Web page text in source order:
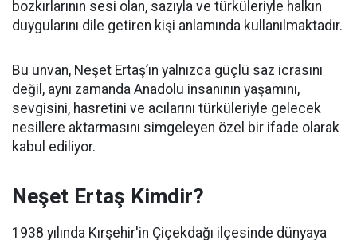
bozkırlarının sesi olan, sazıyla ve türküleriyle halkın
duygularını dile getiren kişi anlamında kullanılmaktadır.
Bu unvan, Neşet Ertaş’ın yalnızca güçlü saz icrasını
değil, aynı zamanda Anadolu insanının yaşamını,
sevgisini, hasretini ve acılarını türküleriyle gelecek
nesillere aktarmasını simgeleyen özel bir ifade olarak
kabul ediliyor.
Neşet Ertaş Kimdir?
1938 yılında Kırşehir'in Çiçekdağı ilçesinde dünyaya